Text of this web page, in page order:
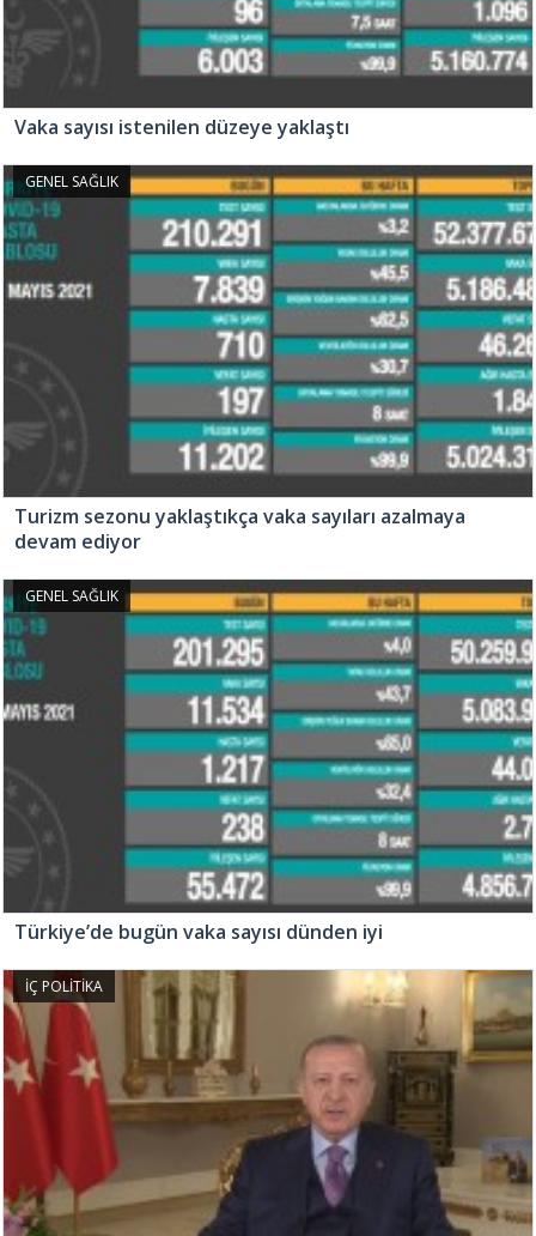
Vaka sayısı istenilen düzeye yaklaştı
GENEL SAĞLIK
Turizm sezonu yaklaştıkça vaka sayıları azalmaya
devam ediyor
GENEL SAĞLIK
Türkiye’de bugün vaka sayısı dünden iyi
İÇ POLİTİKA